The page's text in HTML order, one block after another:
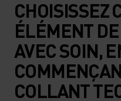
CHOISISSEZ
ÉLÉMENT
AVEC SOIN,
COLLANT